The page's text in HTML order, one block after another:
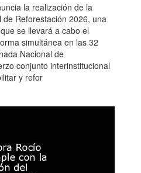
la realización de la
Reforestación 2026, una
se llevará a cabo el
simultánea en las 32
Nacional de
conjunto interinstitucional
y refor